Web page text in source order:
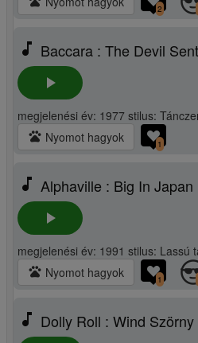
2
music_note Baccara : The Devil
play_arrow
megjelenési év: 1977 stilus:
pets Nyomot hagyok 1
music_note Alphaville : Big In Japan
play_arrow
megjelenési év: 1991 stilus: Lassú
pets Nyomot hagyok 1
music_note Dolly Roll : Wind Szörny